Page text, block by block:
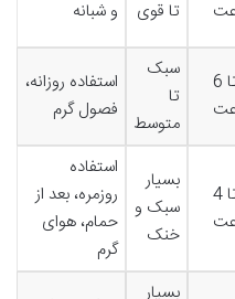
تا قوی
و شبانه
4 تا 6
سبک
تا
متوسط
استفاده روزانه،
فصول گرم
2 تا 4
بسیار
سبک و
خنک
استفاده
روزمره، بعد از
حمام، هوای
گرم
بسیار